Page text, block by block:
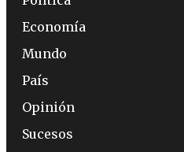
Economía
Mundo
País
Opinión
Sucesos